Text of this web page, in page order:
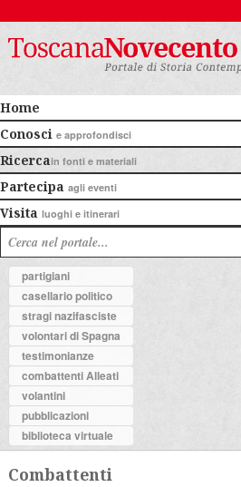
Home
Conosci e approfondisci
Ricercain fonti e materiali
Partecipa agli eventi
Visita luoghi e itinerari
partigiani
casellario politico
stragi nazifasciste
volontari di Spagna
testimonianze
combattenti Alleati
volantini
pubblicazioni
biblioteca virtuale
Combattenti